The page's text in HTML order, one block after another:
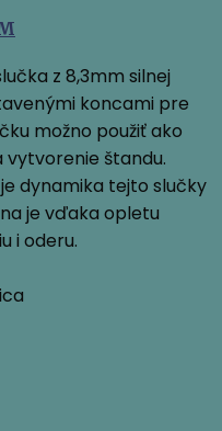
z 8,3mm silnej
koncami pre
možno použiť ako
vytvorenie štandu.
dynamika tejto slučky
je vďaka opletu
i oderu.